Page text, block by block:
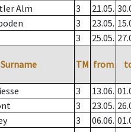
Alm 3 21.05.
3 23.05.
3 25.05.
Surname TM from
3 13.06.
3 23.05.
3 06.06.